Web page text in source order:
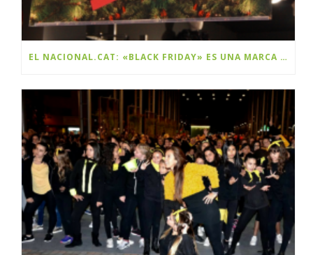
EL NACIONAL.CAT: «BLACK FRIDAY» ES UNA MARCA Y ES CATALANA